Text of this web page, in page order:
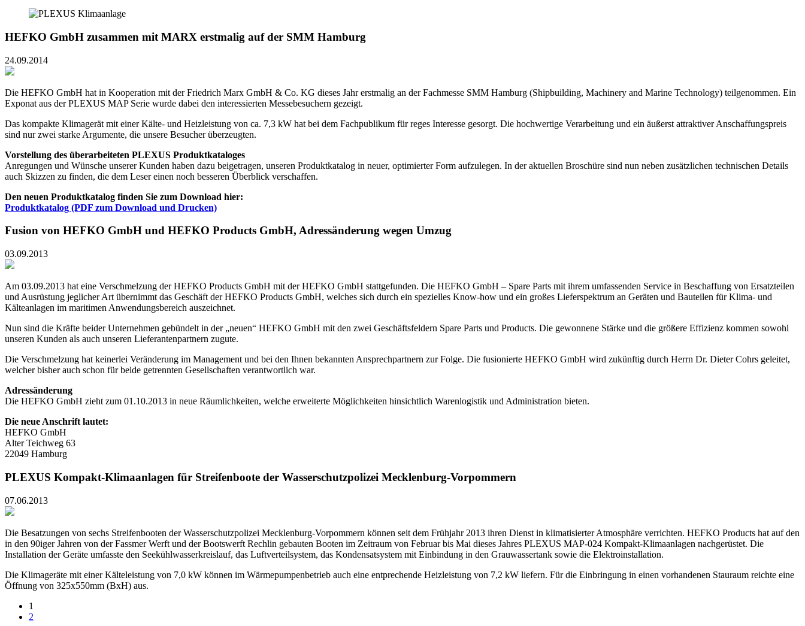
HEFKO GmbH zusammen mit MARX erstmalig auf der SMM Hamburg
24.09.2014
Die HEFKO GmbH hat in Kooperation mit der Friedrich Marx GmbH & Co. KG dieses Jahr erstmalig an der Fachmesse SMM Hamburg (Shipbuilding, Machinery and Marine Technology) teilgenommen. Ein
Exponat aus der PLEXUS MAP Serie wurde dabei den interessierten Messebesuchern gezeigt.
Das kompakte Klimagerät mit einer Kälte- und Heizleistung von ca. 7,3 kW hat bei dem Fachpublikum für reges Interesse gesorgt. Die hochwertige Verarbeitung und ein äußerst attraktiver Anschaffungspreis
sind nur zwei starke Argumente, die unsere Besucher überzeugten.
Vorstellung des überarbeiteten PLEXUS Produktkataloges
Anregungen und Wünsche unserer Kunden haben dazu beigetragen, unseren Produktkatalog in neuer, optimierter Form aufzulegen. In der aktuellen Broschüre sind nun neben zusätzlichen technischen Details
auch Skizzen zu finden, die dem Leser einen noch besseren Überblick verschaffen.
Den neuen Produktkatalog finden Sie zum Download hier:
Produktkatalog (PDF zum Download und Drucken)
Fusion von HEFKO GmbH und HEFKO Products GmbH, Adressänderung wegen Umzug
03.09.2013
Am 03.09.2013 hat eine Verschmelzung der HEFKO Products GmbH mit der HEFKO GmbH stattgefunden. Die HEFKO GmbH – Spare Parts mit ihrem umfassenden Service in Beschaffung von Ersatzteilen
und Ausrüstung jeglicher Art übernimmt das Geschäft der HEFKO Products GmbH, welches sich durch ein spezielles Know-how und ein großes Lieferspektrum an Geräten und Bauteilen für Klima- und
Kälteanlagen im maritimen Anwendungsbereich auszeichnet.
Nun sind die Kräfte beider Unternehmen gebündelt in der „neuen“ HEFKO GmbH mit den zwei Geschäftsfeldern Spare Parts und Products. Die gewonnene Stärke und die größere Effizienz kommen sowohl
unseren Kunden als auch unseren Lieferantenpartnern zugute.
Die Verschmelzung hat keinerlei Veränderung im Management und bei den Ihnen bekannten Ansprechpartnern zur Folge. Die fusionierte HEFKO GmbH wird zukünftig durch Herrn Dr. Dieter Cohrs geleitet,
welcher bisher auch schon für beide getrennten Gesellschaften verantwortlich war.
Adressänderung
Die HEFKO GmbH zieht zum 01.10.2013 in neue Räumlichkeiten, welche erweiterte Möglichkeiten hinsichtlich Warenlogistik und Administration bieten.
Die neue Anschrift lautet:
HEFKO GmbH
Alter Teichweg 63
22049 Hamburg
PLEXUS Kompakt-Klimaanlagen für Streifenboote der Wasserschutzpolizei Mecklenburg-Vorpommern
07.06.2013
Die Besatzungen von sechs Streifenbooten der Wasserschutzpolizei Mecklenburg-Vorpommern können seit dem Frühjahr 2013 ihren Dienst in klimatisierter Atmosphäre verrichten. HEFKO Products hat auf den
in den 90iger Jahren von der Fassmer Werft und der Bootswerft Rechlin gebauten Booten im Zeitraum von Februar bis Mai dieses Jahres PLEXUS MAP-024 Kompakt-Klimaanlagen nachgerüstet. Die
Installation der Geräte umfasste den Seekühlwasserkreislauf, das Luftverteilsystem, das Kondensatsystem mit Einbindung in den Grauwassertank sowie die Elektroinstallation.
Die Klimageräte mit einer Kälteleistung von 7,0 kW können im Wärmepumpenbetrieb auch eine entprechende Heizleistung von 7,2 kW liefern. Für die Einbringung in einen vorhandenen Stauraum reichte eine
Öffnung von 325x550mm (BxH) aus.
1
2